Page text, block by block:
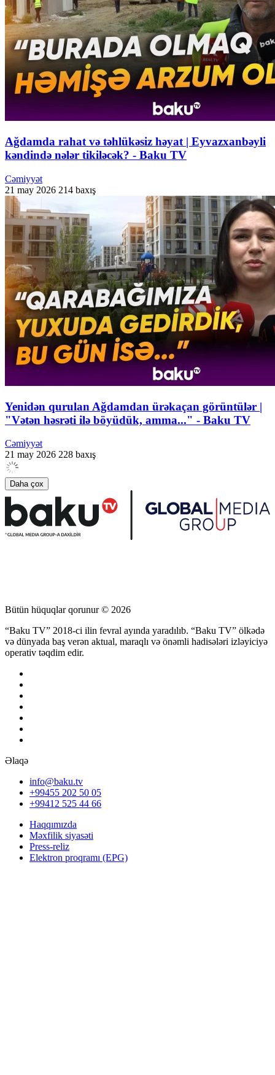
Ağdamda rahat və təhlükəsiz həyat | Eyvazxanbəyli
kəndində nələr tikiləcək? - Baku TV
Cəmiyyət
21 may 2026 214 baxış
Yenidən qurulan Ağdamdan ürəkaçan görüntülər |
"Vətən həsrəti ilə böyüdük, amma..." - Baku TV
Cəmiyyət
21 may 2026 228 baxış
Daha çox
Bütün hüquqlar qorunur © 2026
“Baku TV” 2018-ci ilin fevral ayında yaradılıb. “Baku TV” ölkədə
və dünyada baş verən aktual, maraqlı və önəmli hadisələri izləyiciyə
operativ təqdim edir.
Əlaqə
info@baku.tv
+99455 202 50 05
+99412 525 44 66
Haqqımızda
Məxfilik siyasəti
Press-reliz
Elektron proqramı (EPG)